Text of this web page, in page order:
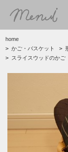
home
> かご・バスケット >
> スライスウッドのかご